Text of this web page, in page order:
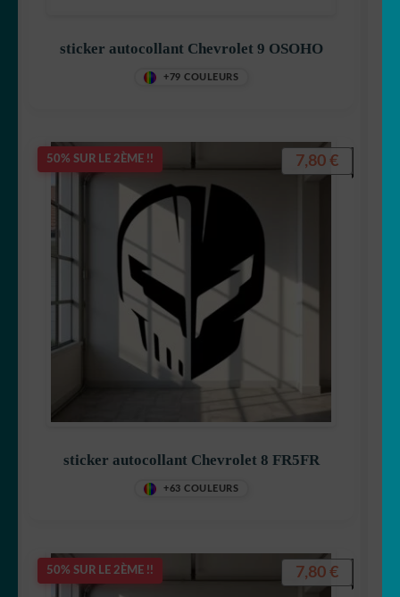
sticker autocollant Chevrolet 9 OSOHO
+79 COULEURS
50% SUR LE 2ÈME !!
sticker autocollant Chevrolet 8 FR5FR
+63 COULEURS
7,80 €
50% SUR LE 2ÈME !! 7,80 €